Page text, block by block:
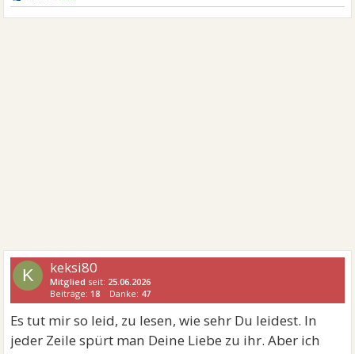
K keksi80
Mitglied seit: 25.06.2026
Beiträge: 18 Danke: 47
Es tut mir so leid, zu lesen, wie sehr Du leidest. In
jeder Zeile spürt man Deine Liebe zu ihr. Aber ich